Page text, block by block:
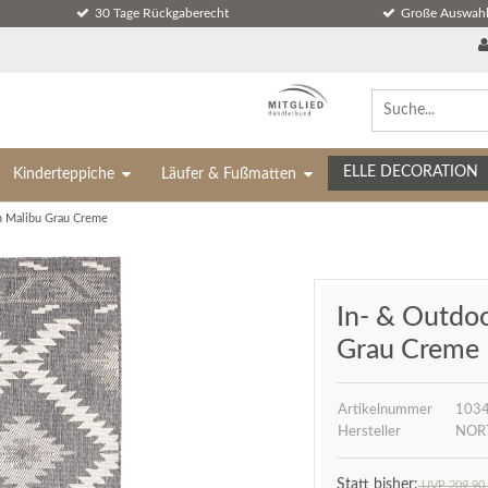
30 Tage Rückgaberecht Große
Kinderteppiche Läufer & Fußmatten ELLE DECORATION
Grau Creme
In- &
Grau Creme
Artikelnummer
Hersteller
UVP 209,90